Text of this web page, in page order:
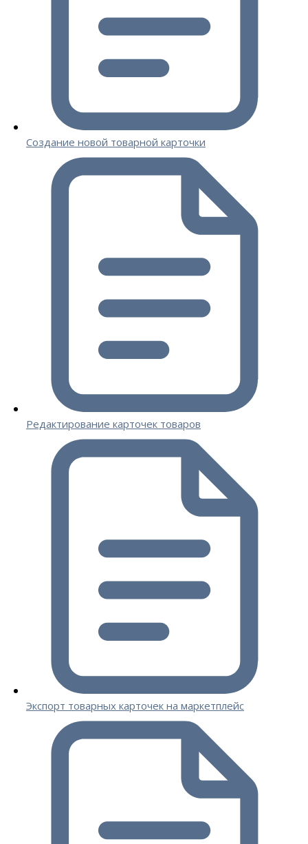
Создание новой товарной карточки
Редактирование карточек товаров
Экспорт товарных карточек на маркетплейс